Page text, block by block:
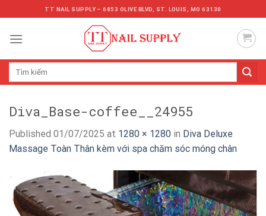
to
content
TT NAIL SUPPLY – 6853 OLIVE BLVD, ST. LOUIS, MO 63130
Tìm
Diva_Base-coffee__24955
Published 01/07/2025 at 1280 × 1280 in Diva Deluxe
Massage Toàn Thân kèm với spa chăm sóc móng chân